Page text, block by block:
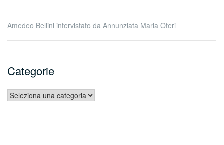
Amedeo Bellini intervistato da Annunziata Maria Oteri
Categorie
Categorie